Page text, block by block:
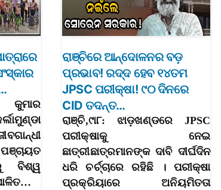
କୁମାର
ବିଶ୍ୱ
ରାଞ୍ଚିରେ ଆନ୍ଦୋଳନର ବଡ଼
ପ୍ରଭାବ! ରଦ୍ଦ ହେବ ୧୪ତମ
JPSC ପରୀକ୍ଷା! ୯୦ ଦିନରେ
CID ତଦନ୍ତ…
ରାଞ୍ଚି,୯ା୮: ଝାଡ଼ଖଣ୍ଡରେ JPSC
ପରୀକ୍ଷାକୁ ନେଇ
ଛାତ୍ରୀଛାତ୍ରମାନଙ୍କ ଦାବି ଦୀର୍ଘଦିନ
ଧରି ଚର୍ଚ୍ଚାରେ ରହିଛି । ପରୀକ୍ଷା
ପ୍ରକ୍ରିୟାରେ ଅନିୟମିତତା